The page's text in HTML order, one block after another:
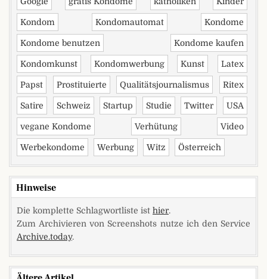
Kondom Kondomautomat Kondome
Kondome benutzen Kondome kaufen
Kondomkunst Kondomwerbung Kunst Latex
Papst Prostituierte Qualitätsjournalismus Ritex
Satire Schweiz Startup Studie Twitter USA
vegane Kondome Verhütung Video
Werbekondome Werbung Witz Österreich
Hinweise
Die komplette Schlagwortliste ist hier.
Zum Archivieren von Screenshots nutze ich den Service
Archive.today.